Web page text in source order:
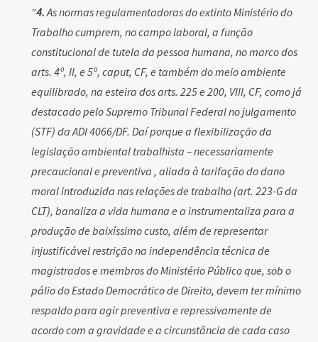
“4.As normas regulamentadoras do extinto Ministério do
Trabalho cumprem, no campo laboral, a função
constitucional de tutela da pessoa humana, no marco dos
arts. 4º, II, e 5º, caput, CF, e também do meio ambiente
equilibrado, na esteira dos arts. 225 e 200, VIII, CF, como já
destacado pelo Supremo Tribunal Federal no julgamento
(STF) da ADI 4066/DF. Daí porque a flexibilização da
legislação ambiental trabalhista – necessariamente
precaucional e preventiva , aliada à tarifação do dano
moral introduzida nas relações de trabalho (art. 223-G da
CLT), banaliza a vida humana e a instrumentaliza para a
produção de baixíssimo custo, além de representar
injustificável restrição na independência técnica de
magistrados e membros do Ministério Público que, sob o
pálio do Estado Democrático de Direito, devem ter mínimo
respaldo para agir preventiva e repressivamente de
acordo com a gravidade e a circunstância de cada caso